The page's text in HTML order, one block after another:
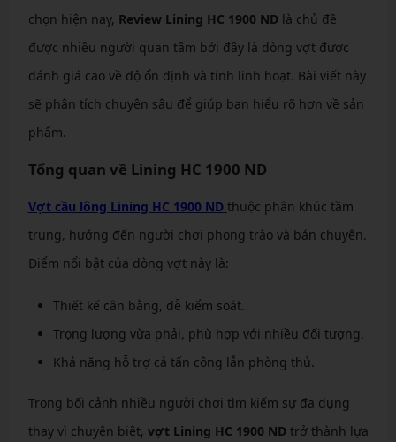
chọn hiện nay, Review Lining HC 1900 ND là chủ đề
được nhiều người quan tâm bởi đây là dòng vợt được
đánh giá cao về độ ổn định và tính linh hoạt. Bài viết này
sẽ phân tích chuyên sâu để giúp bạn hiểu rõ hơn về sản
phẩm.
Tổng quan về Lining HC 1900 ND
Vợt cầu lông Lining HC 1900 ND thuộc phân khúc tầm
trung, hướng đến người chơi phong trào và bán chuyên.
Điểm nổi bật của dòng vợt này là:
Thiết kế cân bằng, dễ kiểm soát.
Trọng lượng vừa phải, phù hợp với nhiều đối tượng.
Khả năng hỗ trợ cả tấn công lẫn phòng thủ.
Trong bối cảnh nhiều người chơi tìm kiếm sự đa dụng
thay vì chuyên biệt, vợt Lining HC 1900 ND trở thành lựa